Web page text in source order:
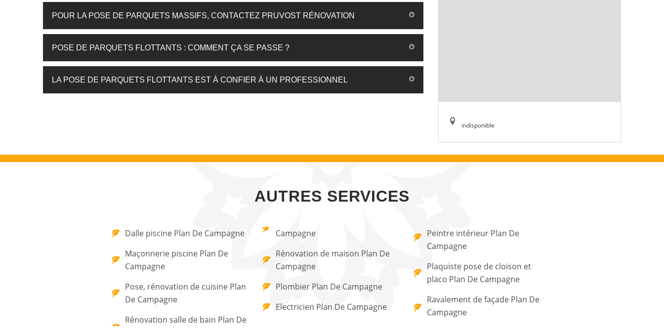
POUR LA POSE DE PARQUETS MASSIFS, CONTACTEZ PRUVOST RÉNOVATION
POSE DE PARQUETS FLOTTANTS : COMMENT ÇA SE PASSE ?
LA POSE DE PARQUETS FLOTTANTS EST À CONFIER À UN PROFESSIONNEL
indisponible
AUTRES SERVICES
Dalle piscine Plan De Campagne
Maçonnerie piscine Plan De
Campagne
Pose, rénovation de cuisine Plan
De Campagne
Rénovation salle de bain Plan De
Campagne
Rénovation de maison Plan De
Campagne
Plombier Plan De Campagne
Electricien Plan De Campagne
Peintre intérieur Plan De
Campagne
Plaquiste pose de cloison et
placo Plan De Campagne
Ravalement de façade Plan De
Campagne